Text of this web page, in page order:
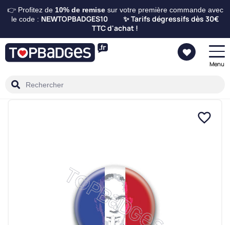
👉 Profitez de 10% de remisesur votre première commande avec
le code : NEWTOPBADGES10 ✨ Tarifs dégressifs dès 30€
TTC d'achat !
Menu
favorite_border